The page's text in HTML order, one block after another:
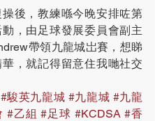
後，教練喺今晚安排咗第
，由足球發展委員會副主
帶領九龍城岀賽，想睇
，就記得留意住我哋社交
#駿英九龍城 #九龍城 #九龍
#乙組 #足球 #KCDSA #香